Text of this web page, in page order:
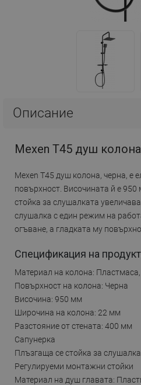
Описание
Mexen T45 душ
Mexen T45 душ колона, черна, е
повърхност. Височината й е
стойка за слушалката
слушалка с един режим на
огъване, а гладката му
Спецификация на
Материал на колона: Пластмаса,
Повърхност на колона: Черна
Височина: 950 мм
Широчина на колона: 22 мм
Разстояние от стената: 400 мм
Сапунерка
Плъзгаща се стойка за
Регулируеми монтажни стойки
Материал на душ главата: